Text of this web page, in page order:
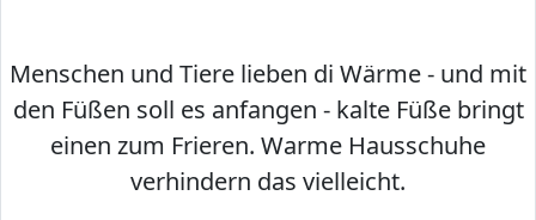
Menschen und Tiere lieben di Wärme - und mit
den Füßen soll es anfangen - kalte Füße bringt
einen zum Frieren. Warme Hausschuhe
verhindern das vielleicht.